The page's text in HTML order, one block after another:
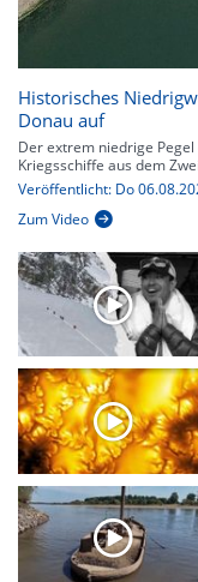
Historisches
Donau auf
Der extrem niedrige
Kriegsschiffe aus dem
Veröffentlicht: Do
Zum Video